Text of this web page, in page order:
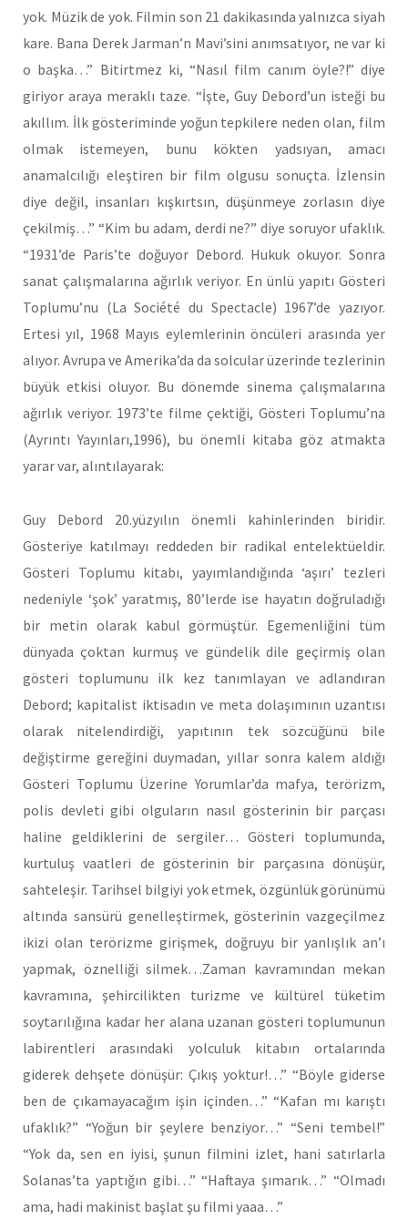
yok. Müzik de yok. Filmin son 21 dakikasında yalnızca siyah
kare. Bana Derek Jarman’n Mavi’sini anımsatıyor, ne var ki
o başka…” Bitirtmez ki, “Nasıl film canım öyle?!” diye
giriyor araya meraklı taze. “İşte, Guy Debord’un isteği bu
akıllım. İlk gösteriminde yoğun tepkilere neden olan, film
olmak istemeyen, bunu kökten yadsıyan, amacı
anamalcılığı eleştiren bir film olgusu sonuçta. İzlensin
diye değil, insanları kışkırtsın, düşünmeye zorlasın diye
çekilmiş…” “Kim bu adam, derdi ne?” diye soruyor ufaklık.
“1931’de Paris’te doğuyor Debord. Hukuk okuyor. Sonra
sanat çalışmalarına ağırlık veriyor. En ünlü yapıtı Gösteri
Toplumu’nu (La Société du Spectacle) 1967’de yazıyor.
Ertesi yıl, 1968 Mayıs eylemlerinin öncüleri arasında yer
alıyor. Avrupa ve Amerika’da da solcular üzerinde tezlerinin
büyük etkisi oluyor. Bu dönemde sinema çalışmalarına
ağırlık veriyor. 1973’te filme çektiği, Gösteri Toplumu’na
(Ayrıntı Yayınları,1996), bu önemli kitaba göz atmakta
yarar var, alıntılayarak:
Guy Debord 20.yüzyılın önemli kahinlerinden biridir.
Gösteriye katılmayı reddeden bir radikal entelektüeldir.
Gösteri Toplumu kitabı, yayımlandığında ‘aşırı’ tezleri
nedeniyle ‘şok’ yaratmış, 80’lerde ise hayatın doğruladığı
bir metin olarak kabul görmüştür. Egemenliğini tüm
dünyada çoktan kurmuş ve gündelik dile geçirmiş olan
gösteri toplumunu ilk kez tanımlayan ve adlandıran
Debord; kapitalist iktisadın ve meta dolaşımının uzantısı
olarak nitelendirdiği, yapıtının tek sözcüğünü bile
değiştirme gereğini duymadan, yıllar sonra kalem aldığı
Gösteri Toplumu Üzerine Yorumlar’da mafya, terörizm,
polis devleti gibi olguların nasıl gösterinin bir parçası
haline geldiklerini de sergiler… Gösteri toplumunda,
kurtuluş vaatleri de gösterinin bir parçasına dönüşür,
sahteleşir. Tarihsel bilgiyi yok etmek, özgünlük görünümü
altında sansürü genelleştirmek, gösterinin vazgeçilmez
ikizi olan terörizme girişmek, doğruyu bir yanlışlık an’ı
yapmak, öznelliği silmek…Zaman kavramından mekan
kavramına, şehircilikten turizme ve kültürel tüketim
soytarılığına kadar her alana uzanan gösteri toplumunun
labirentleri arasındaki yolculuk kitabın ortalarında
giderek dehşete dönüşür: Çıkış yoktur!…” “Böyle giderse
ben de çıkamayacağım işin içinden…” “Kafan mı karıştı
ufaklık?” “Yoğun bir şeylere benziyor…” “Seni tembel!”
“Yok da, sen en iyisi, şunun filmini izlet, hani satırlarla
Solanas’ta yaptığın gibi…” “Haftaya şımarık…” “Olmadı
ama, hadi makinist başlat şu filmi yaaa…”